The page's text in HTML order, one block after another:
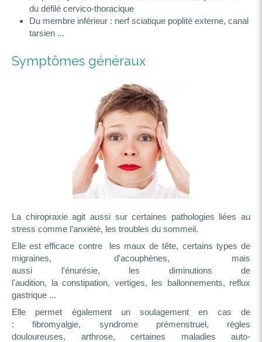
du défilé cervico-thoracique
Du membre inférieur : nerf sciatique poplité externe, canal
tarsien ...
Symptômes généraux
La chiropraxie agit aussi sur certaines pathologies liées au
stress comme l’anxiété, les troubles du sommeil.
Elle est efficace contre les maux de tête, certains types de
migraines, d'acouphènes, mais
aussi l'énurésie, les diminutions de
l'audition, la constipation, vertiges, les ballonnements, reflux
gastrique ...
Elle permet également un soulagement en cas de
: fibromyalgie, syndrome prémenstruel, règles
douloureuses, arthrose, certaines maladies auto-